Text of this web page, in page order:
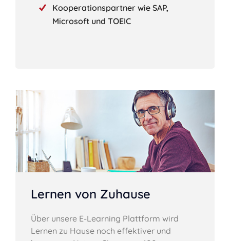
Kooperationspartner wie SAP,
Microsoft und TOEIC
Lernen von Zuhause
Über unsere E-Learning Plattform wird
Lernen zu Hause noch effektiver und